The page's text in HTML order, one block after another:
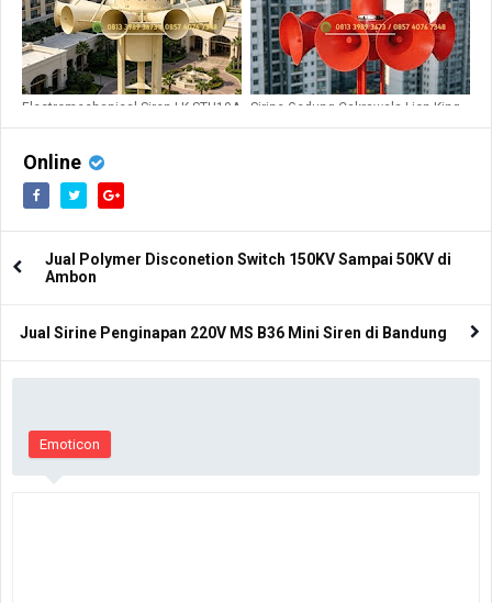
Electromechanical Siren LK-STH10A
Sirine Gedung Cakrawala Lion King
Online
Jual Polymer Disconetion Switch 150KV Sampai 50KV di
Ambon
Jual Sirine Penginapan 220V MS B36 Mini Siren di Bandung
Emoticon